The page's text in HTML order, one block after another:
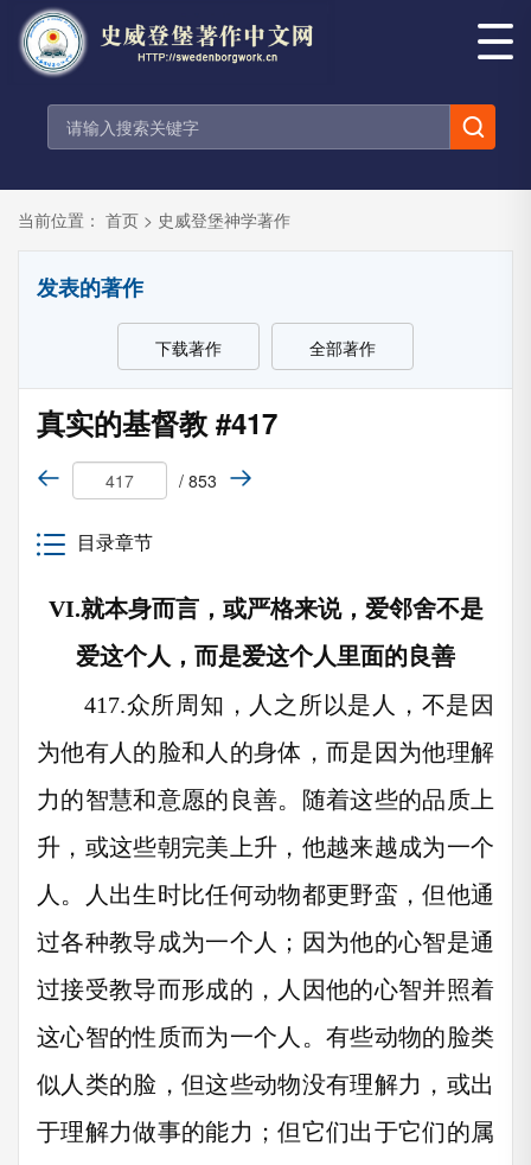
当前位置： 首页 > 史威登堡神学著作
发表的著作
下载著作 全部著作
真实的基督教 #417
/ 853
目录章节
VI.就本身而言，或严格来说，爱邻舍不是
爱这个人，而是爱这个人里面的良善
417.众所周知，人之所以是人，不是因
为他有人的脸和人的身体，而是因为他理解
力的智慧和意愿的良善。随着这些的品质上
升，或这些朝完美上升，他越来越成为一个
人。人出生时比任何动物都更野蛮，但他通
过各种教导成为一个人；因为他的心智是通
过接受教导而形成的，人因他的心智并照着
这心智的性质而为一个人。有些动物的脸类
似人类的脸，但这些动物没有理解力，或出
于理解力做事的能力；但它们出于它们的属